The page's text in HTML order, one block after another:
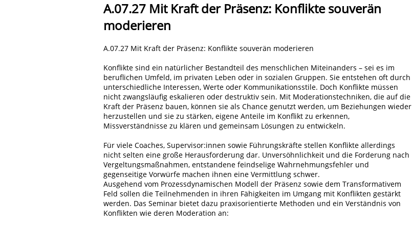
A.07.27 Mit Kraft der Präsenz: Konflikte souverän
moderieren
A.07.27 Mit Kraft der Präsenz: Konflikte souverän moderieren
Konflikte sind ein natürlicher Bestandteil des menschlichen Miteinanders – sei es im
beruflichen Umfeld, im privaten Leben oder in sozialen Gruppen. Sie entstehen oft durch
unterschiedliche Interessen, Werte oder Kommunikationsstile. Doch Konflikte müssen
nicht zwangsläufig eskalieren oder destruktiv sein. Mit Moderationstechniken, die auf die
Kraft der Präsenz bauen, können sie als Chance genutzt werden, um Beziehungen wieder
herzustellen und sie zu stärken, eigene Anteile im Konflikt zu erkennen,
Missverständnisse zu klären und gemeinsam Lösungen zu entwickeln.
Für viele Coaches, Supervisor:innen sowie Führungskräfte stellen Konflikte allerdings
nicht selten eine große Herausforderung dar. Unversöhnlichkeit und die Forderung nach
Vergeltungsmaßnahmen, entstandene feindselige Wahrnehmungsfehler und
gegenseitige Vorwürfe machen ihnen eine Vermittlung schwer.
Ausgehend vom Prozessdynamischen Modell der Präsenz sowie dem Transformativem
Feld sollen die Teilnehmenden in ihren Fähigkeiten im Umgang mit Konflikten gestärkt
werden. Das Seminar bietet dazu praxisorientierte Methoden und ein Verständnis von
Konflikten wie deren Moderation an: